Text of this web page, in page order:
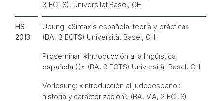
3 ECTS), Universität Basel, CH
HS
2013
Übung: «Sintaxis española: teoría y práctica»
(BA, 3 ECTS) Universität Basel, CH
Proseminar: «Introducción a la lingüística
española (I)» (BA, 3 ECTS) Universität Basel, CH
Vorlesung: «Introducción al judeoespañol:
historia y caracterización» (BA, MA, 2 ECTS)